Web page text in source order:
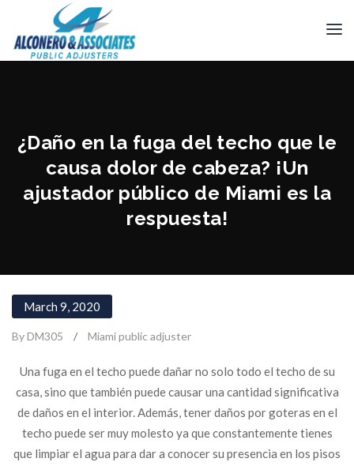
¿Daño en la fuga del techo que le
causa dolor de cabeza? ¡Un
ajustador público de Miami es la
respuesta!
March 9, 2020
By DM305 / Miami public adjuster
Una fuga en el techo puede dañar no solo todo el techo de su
casa, sino que también puede causar una cantidad significativa
de daños en el interior. Además, tener daños por goteras en el
techo puede ser muy molesto ya que constantemente tienes
que limpiar el agua para dar a conocer su presencia en los pisos